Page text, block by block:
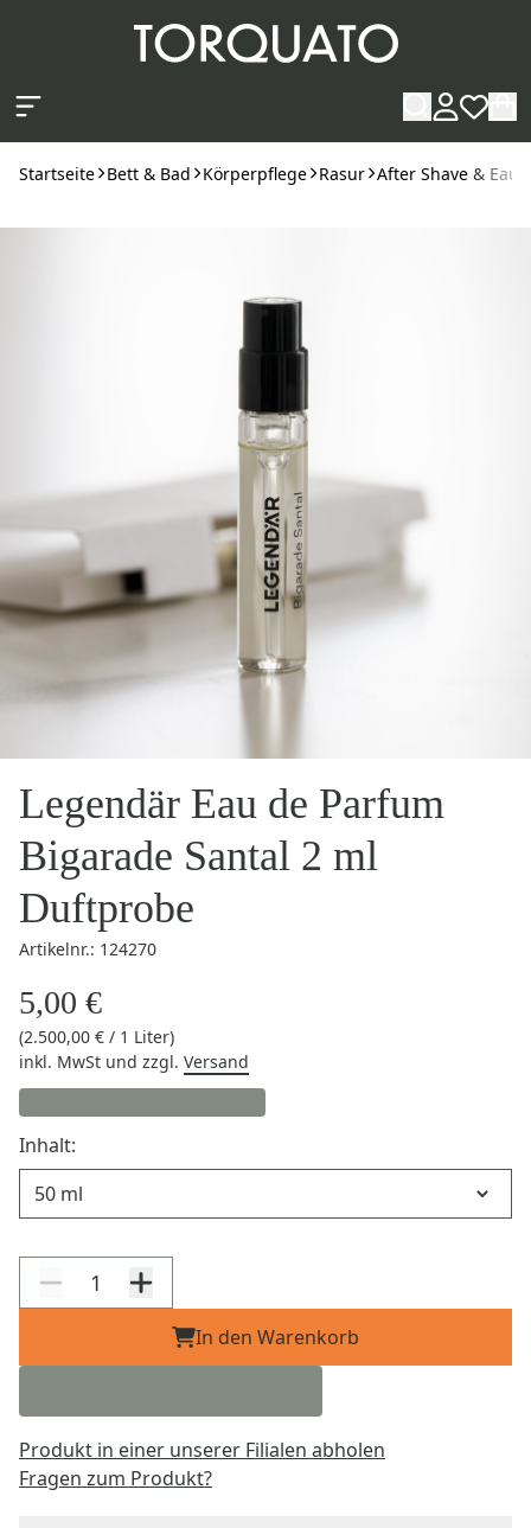
Startseite Bett & Bad Körperpflege Rasur After Shave & Eau
Legendär Eau de Parfum
Bigarade Santal 2 ml
Duftprobe
Artikelnr.: 124270
5,00 €
(2.500,00 € / 1 Liter)
inkl. MwSt und zzgl. Versand
Inhalt:
In den Warenkorb
Produkt in einer unserer Filialen abholen
Fragen zum Produkt?